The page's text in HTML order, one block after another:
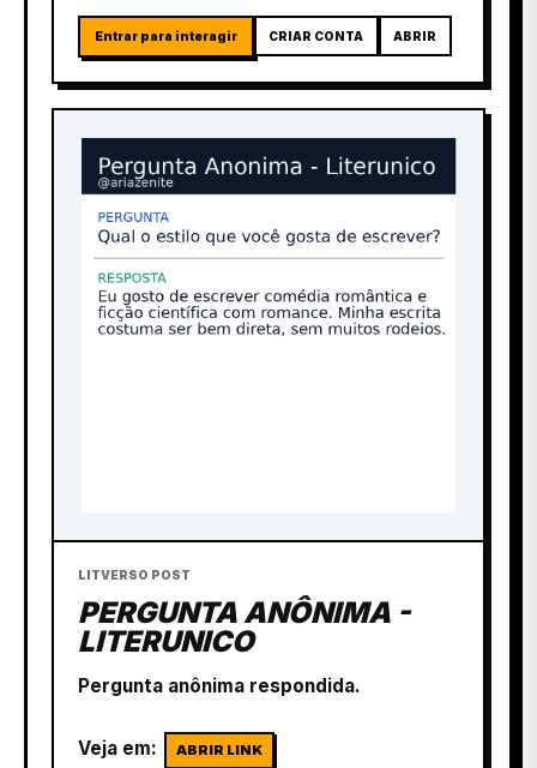
Entrar para interagir CRIAR CONTA ABRIR
LITVERSO POST
PERGUNTA ANÔNIMA -
LITERUNICO
Pergunta anônima respondida.
Veja em: ABRIR LINK